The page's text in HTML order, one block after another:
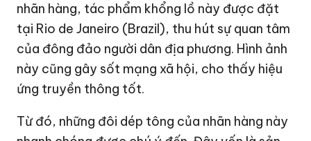
nhãn hàng, tác phẩm khổng lồ này được đặt
tại Rio de Janeiro (Brazil), thu hút sự quan tâm
của đông đảo người dân địa phương. Hình ảnh
này cũng gây sốt mạng xã hội, cho thấy hiệu
ứng truyền thông tốt.
Từ đó, những đôi dép tông của nhãn hàng này